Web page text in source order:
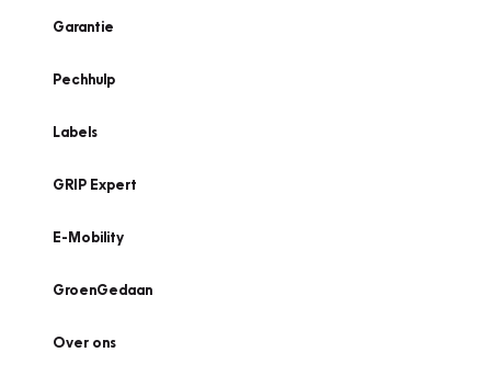
Garantie
Pechhulp
Labels
GRIP Expert
E-Mobility
GroenGedaan
Over ons